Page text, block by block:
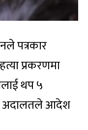
पत्रकार
प्रकरणमा
थप ५
अदालतले आदेश